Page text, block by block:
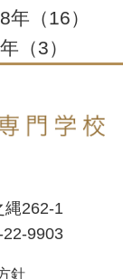
年 （16）
（3）
縄262-1
9903
針